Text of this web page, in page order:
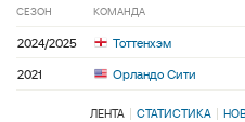
СЕЗОН КОМАНДА
2024/2025 Тоттенхэм
2021
Орландо Сити
ЛЕНТА СТАТИСТИКА